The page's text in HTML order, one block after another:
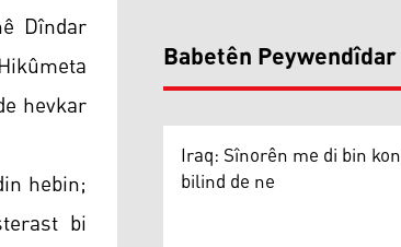
Dîndar
hevkar
hebin;
bi
Babetên Peywendîdar
Iraq: Sînorên me di bin
bilind de ne